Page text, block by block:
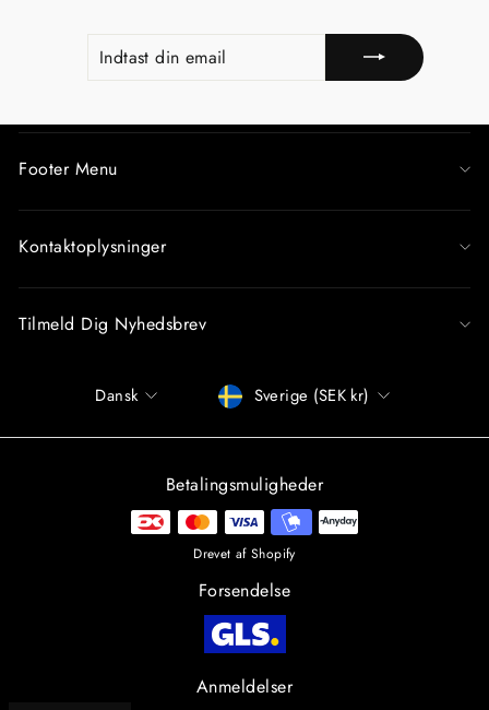
EMAIL
Footer Menu
Kontaktoplysninger
Tilmeld Dig Nyhedsbrev
Sprog
Dansk Betalingsmiddel
Sverige (SEK kr)
Betalingsmuligheder
Drevet af Shopify
Forsendelse
Anmeldelser